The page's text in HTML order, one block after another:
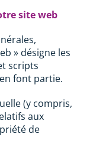
site web
» désigne les
scripts
font partie.
(y compris,
aux
de